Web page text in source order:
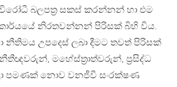
බලපත‍්‍ර සකස් කරන්නන් හා එම
නිරතවන්නන් පිරිසක් බිහි විය.
නීතිමය උපදෙස් ලබා දීමට තවත් පිරිසක්
මහේස්ත‍්‍රාත්වරුන්, ප‍්‍රසිද්ධ
පමණක් නොව වනජීවී සංරක්ෂණ